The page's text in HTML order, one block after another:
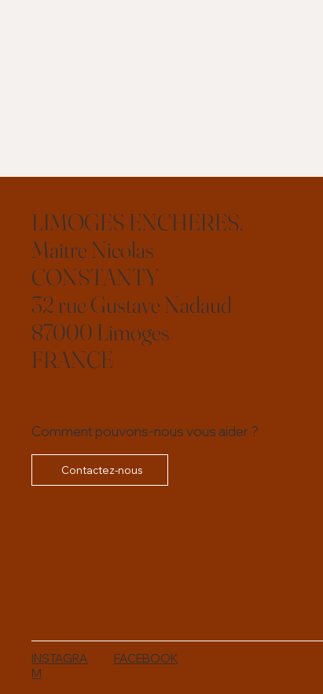
LIMOGES ENCHERES.
Maître Nicolas
CONSTANTY
32 rue Gustave Nadaud
87000 Limoges
FRANCE
Comment pouvons-nous vous aider ?
Contactez-nous
INSTAGRA
M
FACEBOOK